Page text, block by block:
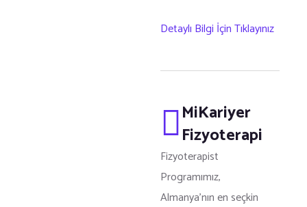
Detaylı Bilgi İçin Tıklayınız
MiKariyer
Fizyoterapi
Fizyoterapist
Programımız,
Almanya’nın en seçkin